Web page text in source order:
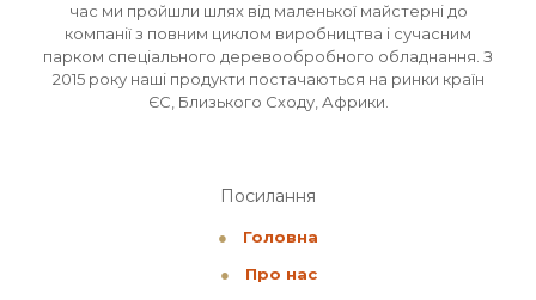
час ми пройшли шлях від маленької майстерні до
компанії з повним циклом виробництва і сучасним
парком спеціального деревообробного обладнання. З
2015 року наші продукти постачаються на ринки країн
ЄС, Близького Сходу, Африки.
Посилання
●
Головна
●
Про нас